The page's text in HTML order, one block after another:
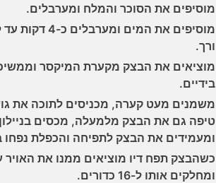
מוסיפים את הסוכר והמלח ומערבלים.
מוסיפים את המים
ורך.
בידיים.
משמנים מעט קערה, מכניסים לתוכה את
טיפה גם את הבצק מלמעלה, מכסים
ומעמידים את הבצק לתפיחה והכפלת
כשהבצק תפח דיו מוציאים ממנו את האויר
ומחלקים אותו ל-16 כדורים.